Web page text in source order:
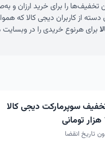
را برای خرید ارزان و
دسته از کاربران دیجی کالا
برای هرنوع خریدی را در
سوپرمارکت دیجی کالا
تاریخ انقضا